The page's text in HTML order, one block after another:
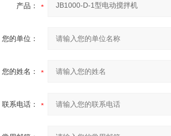
产品：
您的单位：
您的姓名：
联系电话：